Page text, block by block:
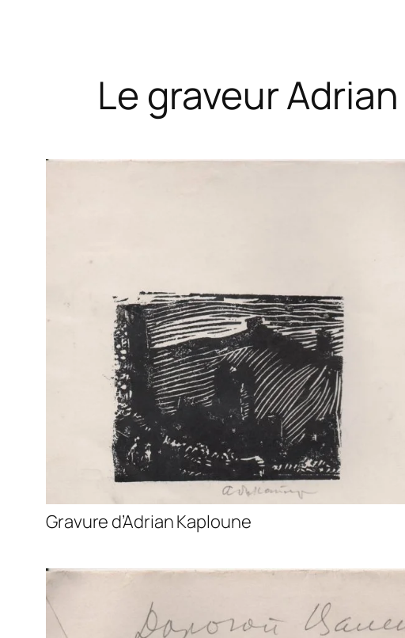
Le graveur
Gravure d’Adrian Kaploune